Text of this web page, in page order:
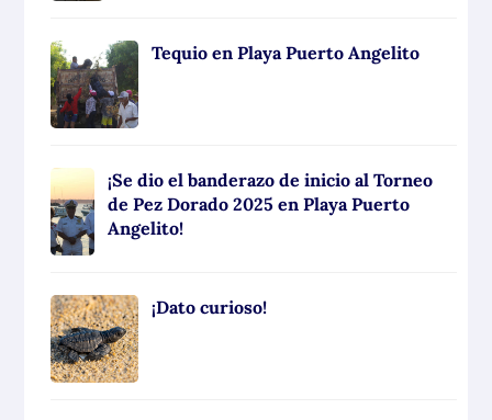
Tequio en Playa Puerto Angelito
¡Se dio el banderazo de inicio al Torneo
de Pez Dorado 2025 en Playa Puerto
Angelito!
¡Dato curioso!